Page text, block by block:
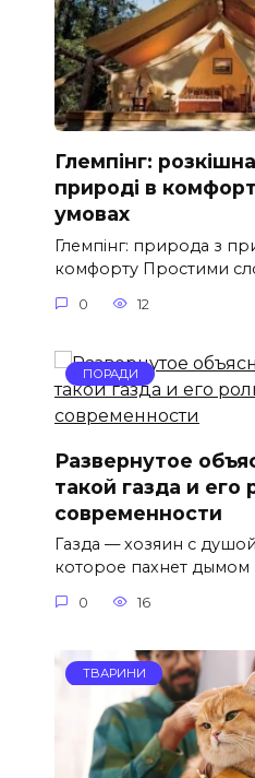
Глемпінг:
природі в
умовах
Глемпінг: природа з
комфорту Простими
0 12
ПОРАДИ
Развернутое
такой газда и его
современности
Газда — хозяин с
которое пахнет дымом
0 16
ТВАРИНИ